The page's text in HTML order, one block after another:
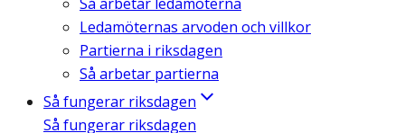
Ledamöternas arvoden och villkor
Partierna i riksdagen
Så arbetar partierna
Så fungerar riksdagen
Så fungerar riksdagen